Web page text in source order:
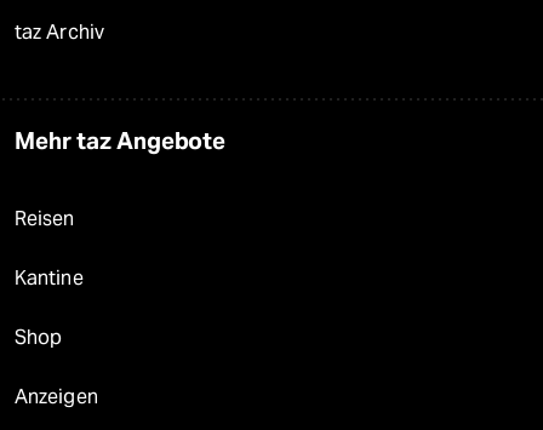
taz Archiv
Mehr taz Angebote
Reisen
Kantine
Shop
Anzeigen